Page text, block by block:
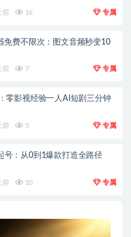
前 16 专属
免费不限次：图文音频秒变10
前 7 专属
零影视经验一人AI短剧三分钟
前 5 专属
号：从0到1爆款打造全路径
前 10 专属